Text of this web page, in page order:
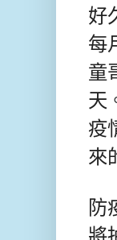
好
每
童
天
疫
來
防
將